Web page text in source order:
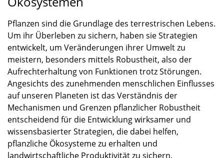
Pflanzen sind die Grundlage des terrestrischen Lebens.
Um ihr Überleben zu sichern, haben sie Strategien
entwickelt, um Veränderungen ihrer Umwelt zu
meistern, besonders mittels Robustheit, also der
Aufrechterhaltung von Funktionen trotz Störungen.
Angesichts des zunehmenden menschlichen Einflusses
auf unseren Planeten ist das Verständnis der
Mechanismen und Grenzen pflanzlicher Robustheit
entscheidend für die Entwicklung wirksamer und
wissensbasierter Strategien, die dabei helfen,
pflanzliche Ökosysteme zu erhalten und
landwirtschaftliche Produktivität zu sichern.